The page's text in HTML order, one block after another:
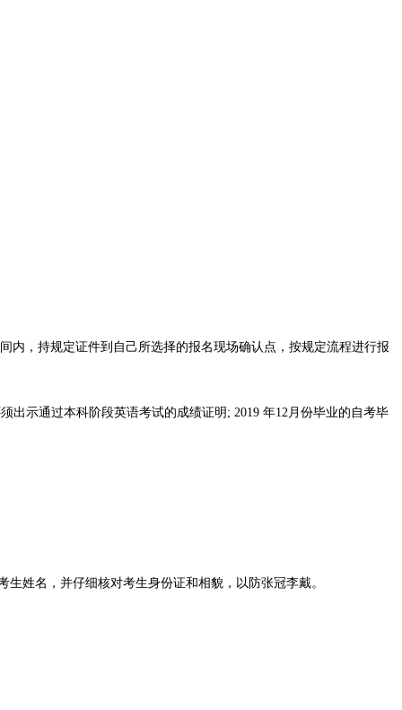
内，持规定证件到自己所选择的报名现场确认点，按规定流程进行报
出示通过本科阶段英语考试的成绩证明; 2019 年12月份毕业的自考毕
生姓名，并仔细核对考生身份证和相貌，以防张冠李戴。